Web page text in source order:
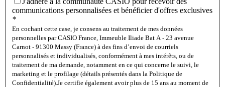
communications personnalisées et bénéficier d'offres exclusives
*
En cochant cette case, je consens au traitement de mes données
personnelles par CASIO France, Immeuble Iliade Bat A - 23 avenue
Carnot - 91300 Massy (France) à des fins d’envoi de courriels
personnalisés et individualisés, conformément à mes intérêts, ou de
traitement de ma demande, notamment en ce qui concerne le suivi, le
marketing et le profilage (détails présentés dans la Politique de
Confidentialité). Je certifie également avoir plus de 15 ans au moment de